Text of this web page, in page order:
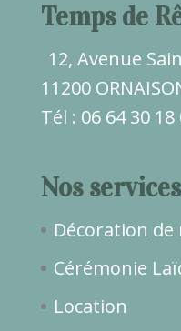
Temps de
12, Avenue
11200
Tél : 06 64 30 18
Nos services
Décoration de
Cérémonie
Location